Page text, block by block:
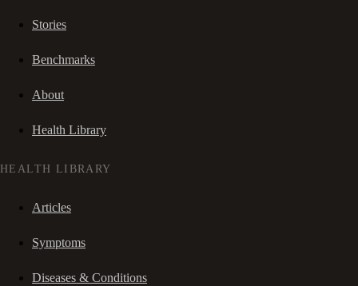
Stories
Benchmarks
About
Health Library
HEALTH LIBRARY
Articles
Symptoms
Diseases & Conditions